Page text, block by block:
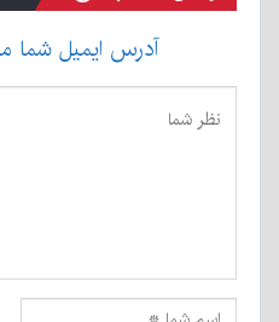
آدرس ایمیل شما